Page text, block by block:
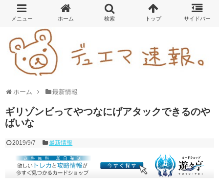
ホーム 最新情報
ギリゾンビってやつなにげアタックできるのや
ばいな
2019/9/7 最新情報